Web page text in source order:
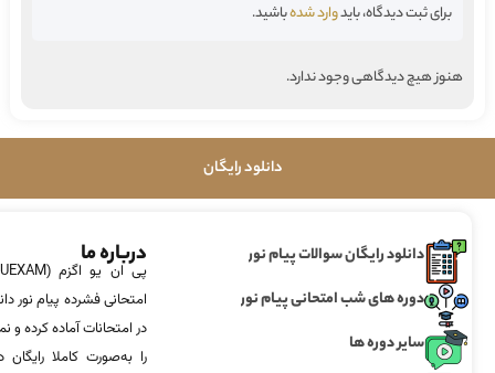
برای ثبت دیدگاه، بایدوارد شدهباشید.
هنوز هیچ دیدگاهی وجود ندارد.
دانلود رایگان
دانلود رایگان سوالات پیام نور
دوره های شب امتحانی پیام نور
سایر دوره ها
درباره ما
امتحانی فشرده پیام نور
در امتحانات آماده‌ کرده
را به‌صورت کاملا